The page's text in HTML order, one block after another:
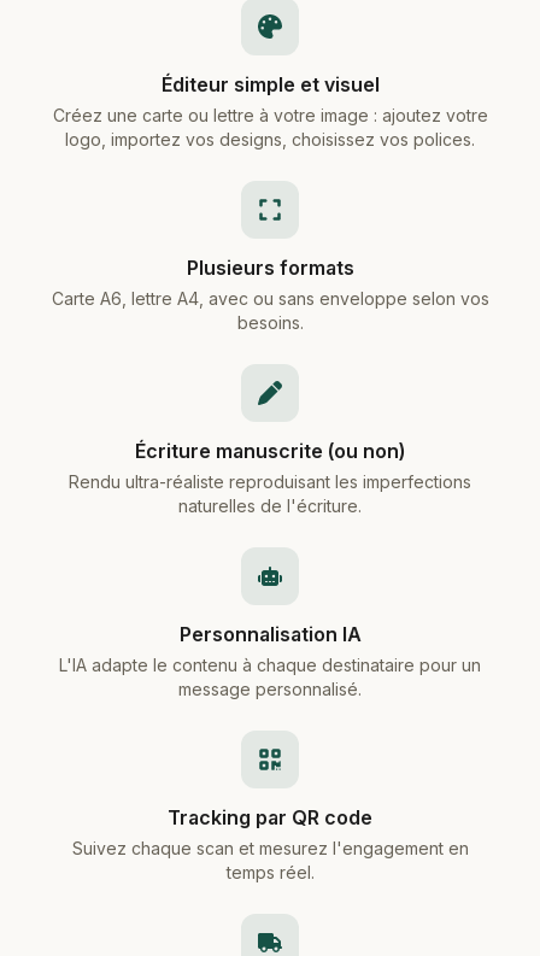
Éditeur simple et visuel
Créez une carte ou lettre à votre image : ajoutez votre
logo, importez vos designs, choisissez vos polices.
Plusieurs formats
Carte A6, lettre A4, avec ou sans enveloppe selon vos
besoins.
Écriture manuscrite (ou non)
Rendu ultra-réaliste reproduisant les imperfections
naturelles de l'écriture.
Personnalisation IA
L'IA adapte le contenu à chaque destinataire pour un
message personnalisé.
Tracking par QR code
Suivez chaque scan et mesurez l'engagement en
temps réel.